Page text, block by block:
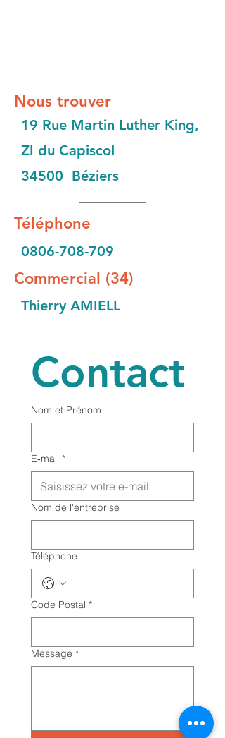
Nous trouver
19 Rue Martin Luther King,
ZI du Capiscol
34500 Béziers
Téléphone
0806-708-709
Commercial (34)
Thierry AMIELL
Contact
Nom et Prénom
E‑mail *
Nom de l'entreprise
Téléphone
Code Postal *
Message *